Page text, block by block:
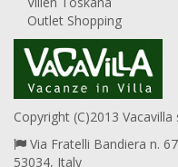
Outlet Shopping
Copyright (C)2013
Via Fratelli Bandiera n.
53034, Italy